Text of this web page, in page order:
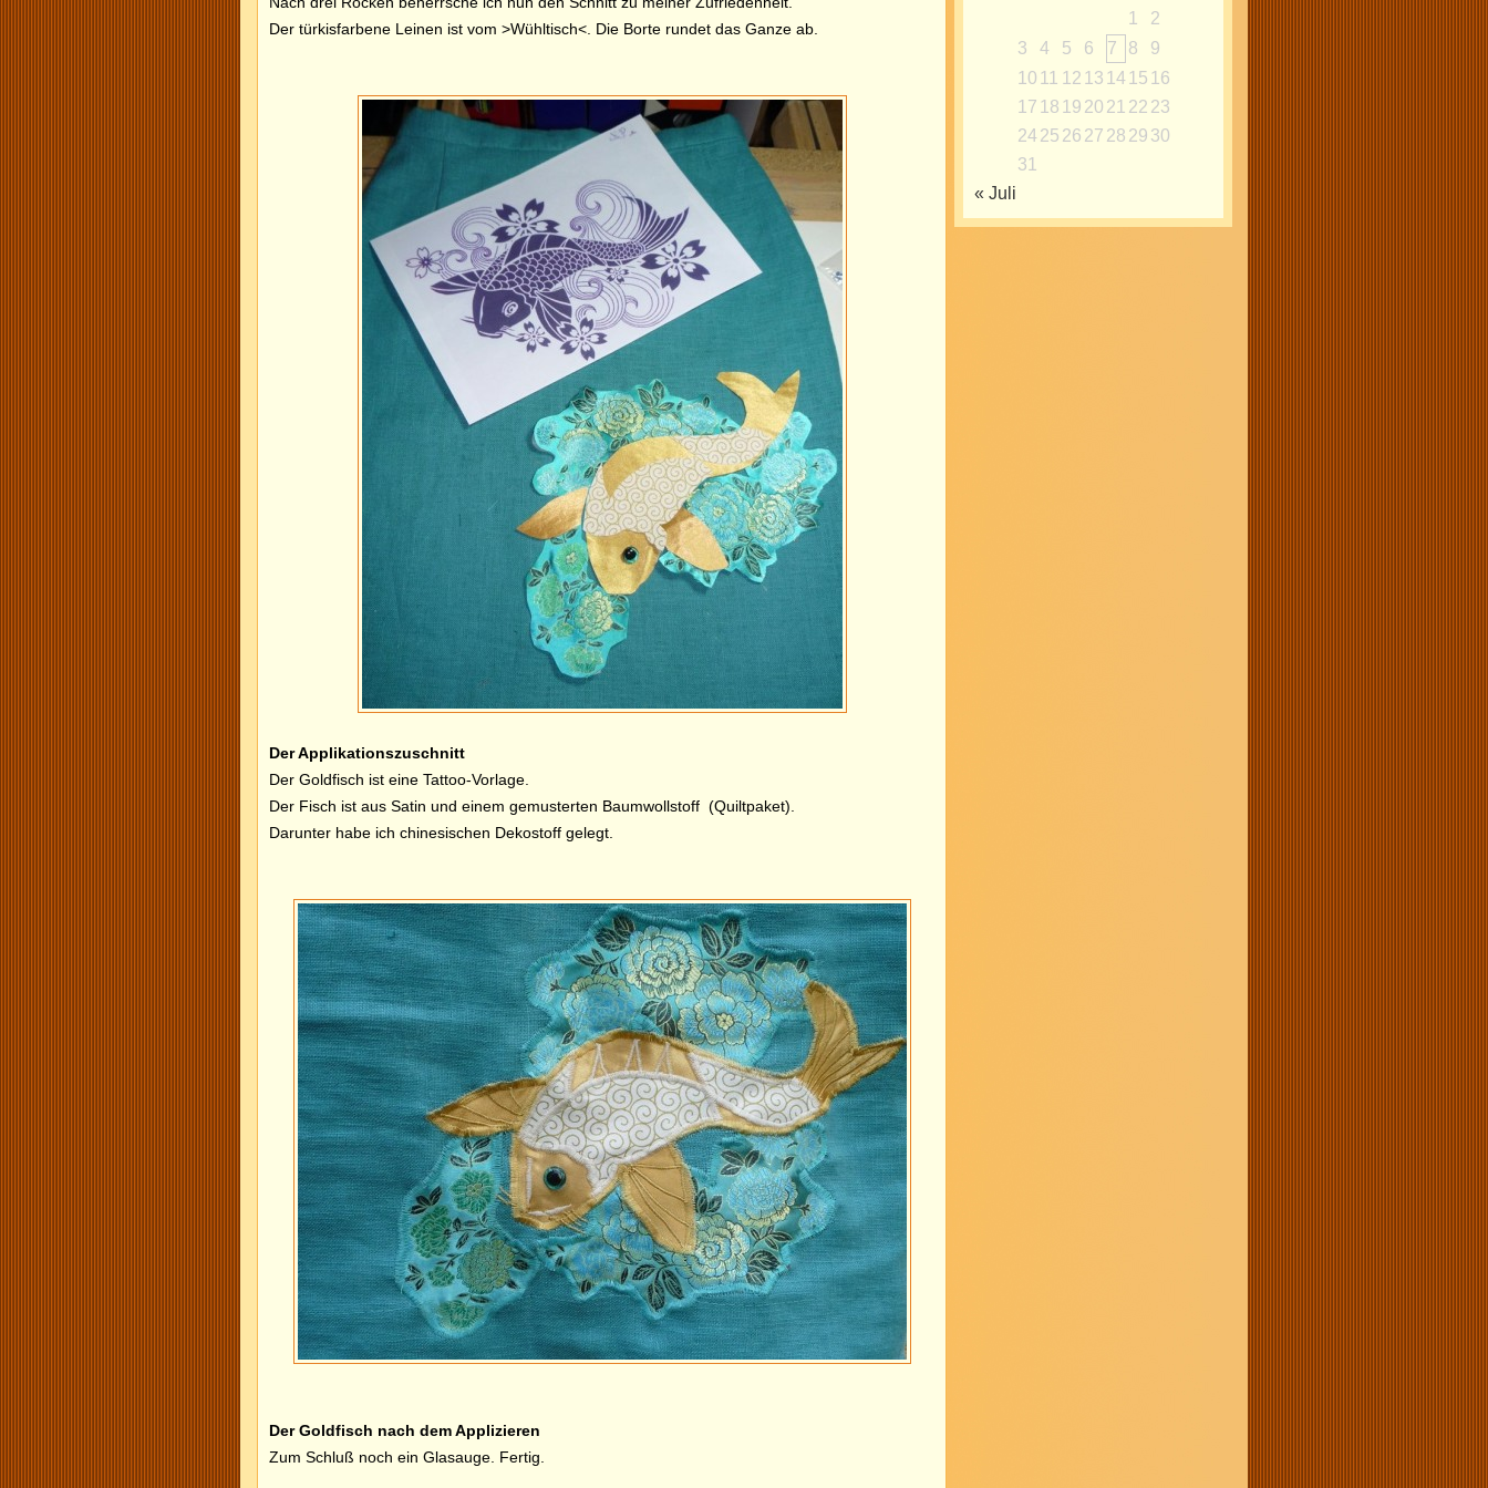
Der türkisfarbene Leinen ist vom >Wühltisch<. Die Borte rundet das Ganze ab.
Der Applikationszuschnitt
Der Goldfisch ist eine Tattoo-Vorlage.
Der Fisch ist aus Satin und einem gemusterten Baumwollstoff (Quiltpaket).
Darunter habe ich chinesischen Dekostoff gelegt.
Der Goldfisch nach dem Applizieren
Zum Schluß noch ein Glasauge. Fertig.
1
2
3
4 5 6 7 8
9
10 11 12 13 14 15 16
17 18 19 20 21 22 23
24 25 26 27 28 29 30
31
« Juli